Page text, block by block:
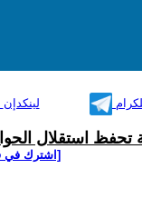
لينكدإن
تحفظ استقلال
[اشترك في